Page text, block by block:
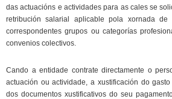
das actuacións e actividades para as cales se
retribución salarial aplicable pola xornada
correspondentes grupos ou categorías
convenios colectivos.
Cando a entidade contrate directamente o
actuación ou actividade, a xustificación do
dos documentos xustificativos do seu